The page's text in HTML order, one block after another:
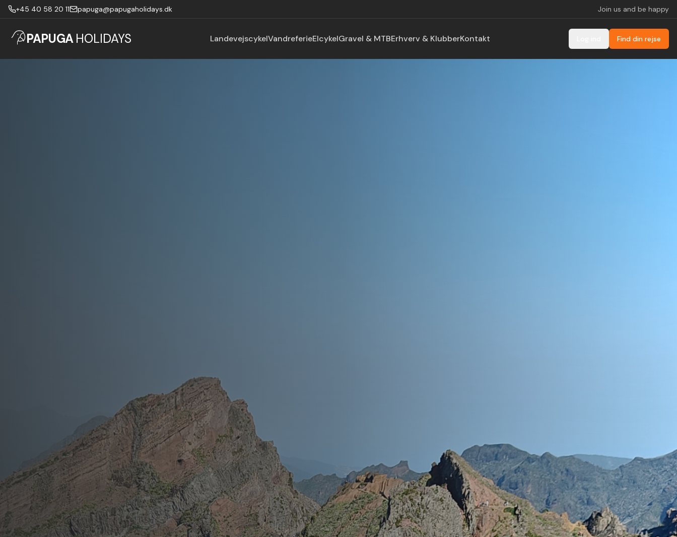
+45 40 58 20 11 papuga@papugaholidays.dk Join us and be happy
PAPUGA HOLIDAYS LandevejscykelVandreferieElcykelGravel & MTBErhverv & KlubberKontakt Find din rejse